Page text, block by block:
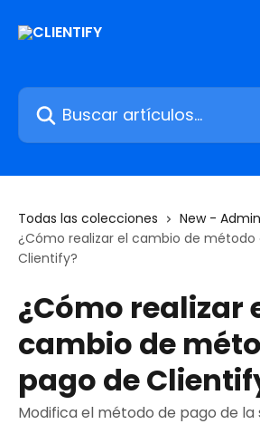
Buscar artículos...
Todas las colecciones
New -
¿Cómo realizar el cambio de método
Clientify?
¿Cómo realizar
cambio de
pago de
Modifica el método de pago de la